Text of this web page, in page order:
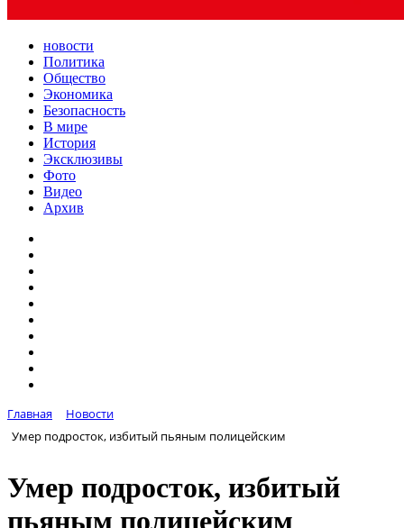
новости
Политика
Общество
Экономика
Безопасность
В мире
История
Эксклюзивы
Фото
Видео
Архив
Главная
Новости
Умер подросток, избитый пьяным полицейским
Умер подросток, избитый
пьяным полицейским